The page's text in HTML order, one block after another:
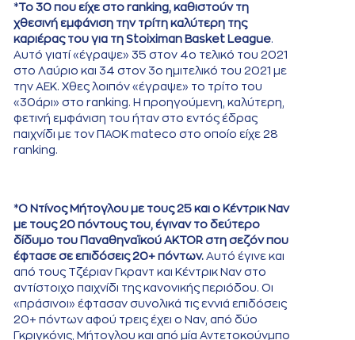
*Το 30 που είχε στο ranking, καθιστούν τη
χθεσινή εμφάνιση την τρίτη καλύτερη της
καριέρας του για τη Stoiximan Basket League
Αυτό γιατί «έγραψε» 35 στον 4ο τελικό του 2021
στο Λαύριο και 34 στον 3ο ημιτελικό του 2021 με
την ΑΕΚ. Χθες λοιπόν «έγραψε» το τρίτο του
«30άρι» στο ranking. Η προηγούμενη, καλύτερη,
φετινή εμφάνιση του ήταν στο εντός έδρας
παιχνίδι με τον ΠΑΟΚ mateco στο οποίο είχε 28
ranking.
*Ο Ντίνος Μήτογλου με τους 25 και ο Κέντρικ Ναν
με τους 20 πόντους του, έγιναν το δεύτερο
δίδυμο του Παναθηναϊκού AKTOR στη σεζόν που
έφτασε σε επιδόσεις 20+ πόντων. Αυτό έγινε και
από τους Τζέριαν Γκραντ και Κέντρικ Ναν στο
αντίστοιχο παιχνίδι της κανονικής περιόδου. Οι
«πράσινοι» έφτασαν συνολικά τις εννιά επιδόσεις
20+ πόντων αφού τρεις έχει ο Ναν, από δύο
Γκριγκόνις, Μήτογλου και από μία Αντετοκούνμπο